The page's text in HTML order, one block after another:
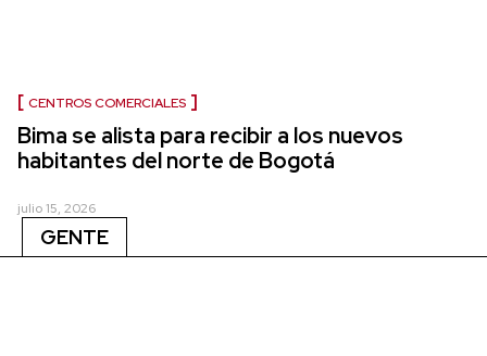
CENTROS COMERCIALES
Bima se alista para recibir a los nuevos
habitantes del norte de Bogotá
julio 15, 2026
GENTE